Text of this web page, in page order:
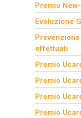
Premio
Evoluzione
effettuati
Premio
Premio
Premio
Premio